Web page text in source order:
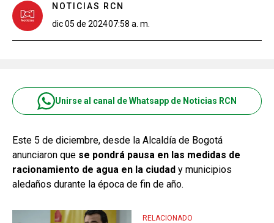
NOTICIAS RCN
dic 05 de 202407:58 a. m.
Unirse al canal de Whatsapp de Noticias RCN
Este 5 de diciembre, desde la Alcaldía de Bogotá
anunciaron que se pondrá pausa en las medidas de
racionamiento de agua en la ciudad y municipios
aledaños durante la época de fin de año.
RELACIONADO